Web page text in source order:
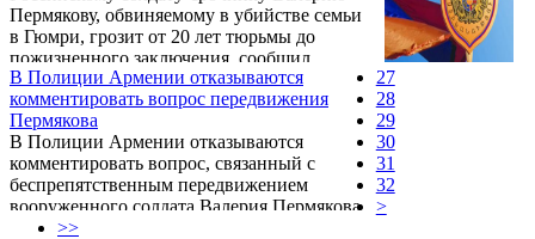
Пермякову, обвиняемому в убийстве семьи
в Гюмри, грозит от 20 лет тюрьмы до
пожизненного заключения, сообщил
источник в военной прокураторе РФ. «За
подобные преступления по российскому
законодательству предусмотрено наказание
от 20 лет тюрьмы до пожизненного
заключения», — сказал собеседник
агентства.
В Полиции Армении отказываются
комментировать вопрос передвижения
Пермякова
В Полиции Армении отказываются
комментировать вопрос, связанный с
беспрепятственным передвижением
вооруженного солдата Валерия Пермякова
по Гюмри в отрезок времени,
27
28
29
30
31
32
>
>>